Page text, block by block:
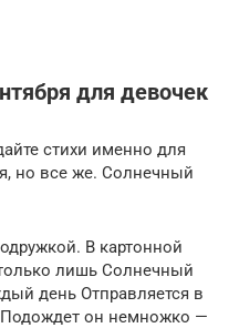
для девочек
стихи именно для
но все же. Солнечный
В картонной
лишь Солнечный
день Отправляется в
Подождет он немножко —